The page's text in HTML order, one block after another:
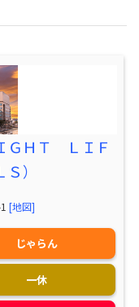
ＧＨＴ ＬＩＦ
）
[地図]
じゃらん
一休